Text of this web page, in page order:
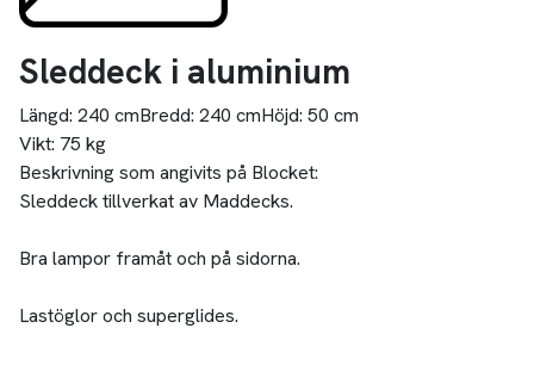
Sleddeck i aluminium
Längd: 240 cmBredd: 240 cmHöjd: 50 cm
Vikt: 75 kg
Beskrivning som angivits på Blocket:
Sleddeck tillverkat av Maddecks.
Bra lampor framåt och på sidorna.
Lastöglor och superglides.